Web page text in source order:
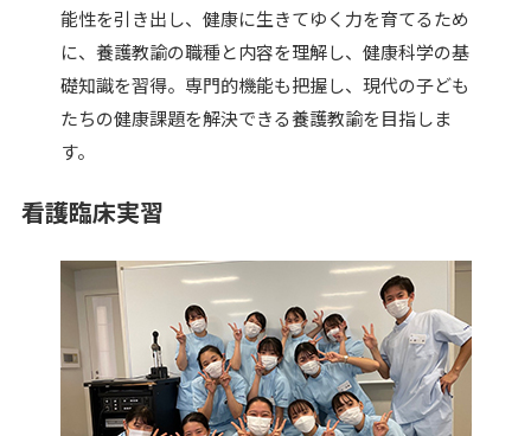
能性を引き出し、健康に生きてゆく力を育てるため
に、養護教諭の職種と内容を理解し、健康科学の基
礎知識を習得。専門的機能も把握し、現代の子ども
たちの健康課題を解決できる養護教諭を目指しま
す。
看護臨床実習